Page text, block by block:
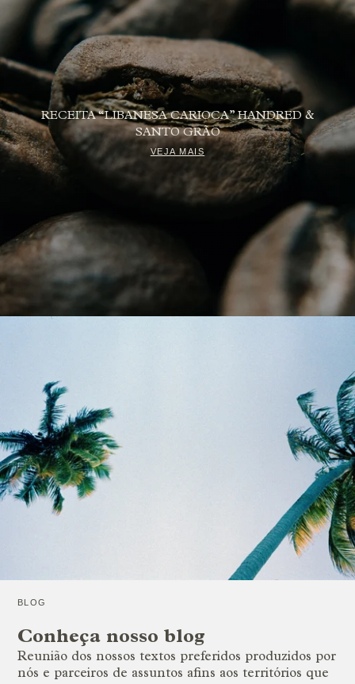
RECEITA “LIBANESA CARIOCA” HANDRED &
SANTO GRÃO
VEJA MAIS
BLOG
Conheça nosso blog
Reunião dos nossos textos preferidos produzidos por
nós e parceiros de assuntos afins aos territórios que